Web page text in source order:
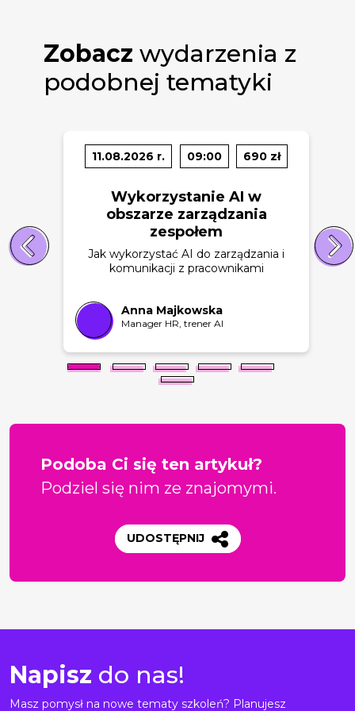
Zobacz wydarzenia z
podobnej tematyki
11.08.2026 r. 09:00 690 zł
Wykorzystanie AI w
obszarze zarządzania
zespołem
Jak wykorzystać AI do zarządzania i
komunikacji z pracownikami
Anna Majkowska
Manager HR, trener AI
Podoba Ci się ten artykuł?
Podziel się nim ze znajomymi.
UDOSTĘPNIJ
Napisz do nas!
Masz pomysł na nowe tematy szkoleń? Planujesz